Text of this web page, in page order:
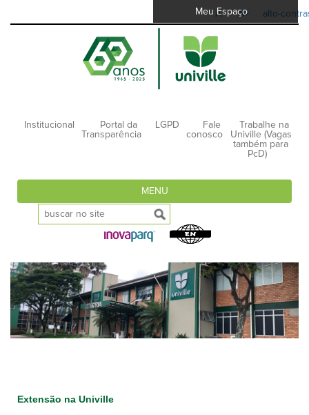
A- A+ alto-
Meu Espaço
Institucional
Portal da
Transparência
LGPD
Fale
conosco
Trabalhe na
Univille (Vagas
também para
PcD)
MENU
Extensão na Univille